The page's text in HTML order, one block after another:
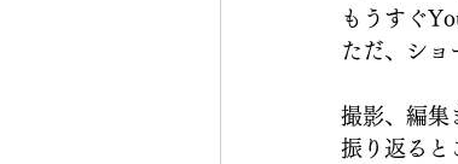
もうすぐ
ただ、ショ
撮影、編集
振り返ると